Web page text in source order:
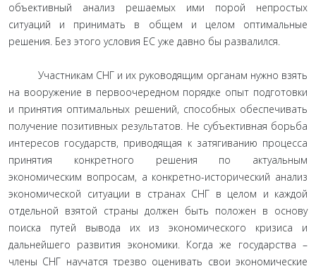
объективный анализ решаемых ими порой непростых
ситуаций и принимать в общем и целом оптимальные
решения. Без этого условия ЕС уже давно бы развалился.
Участникам СНГ и их руководящим органам нужно взять
на вооружение в первоочередном порядке опыт подготовки
и принятия оптимальных решений, способных обеспечивать
получение позитивных результатов. Не субъективная борьба
интересов государств, приводящая к затягиванию процесса
принятия конкретного решения по актуальным
экономическим вопросам, а конкретно-исторический анализ
экономической ситуации в странах СНГ в целом и каждой
отдельной взятой страны должен быть положен в основу
поиска путей вывода их из экономического кризиса и
дальнейшего развития экономики. Когда же государства –
члены СНГ научатся трезво оценивать свои экономические